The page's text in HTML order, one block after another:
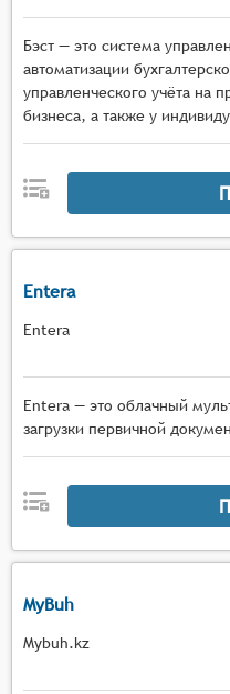
Бэст — это система
автоматизации
управленческого учёта на
бизнеса, а также у
Entera
Entera
Entera — это облачный
загрузки первичной
MyBuh
Mybuh.kz